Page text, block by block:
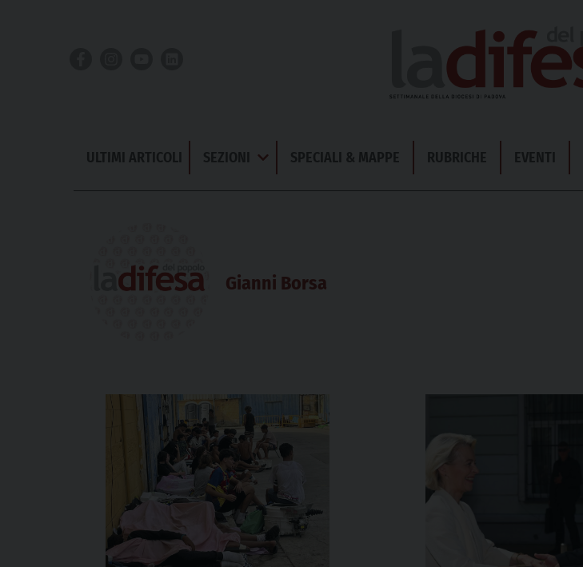
ULTIMI ARTICOLI SEZIONI
Apri
Menu
SPECIALI & MAPPE RUBRICHE EVENTI
Gianni Borsa